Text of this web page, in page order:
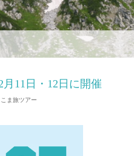
月11日・12日に開催
こま旅ツアー